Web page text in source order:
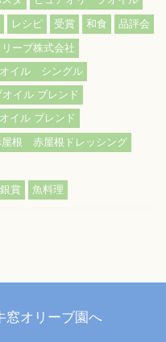
レシピ 受賞 和食
品評会
リーブ株式会社
オイル シングル
イル ブレンド
イル ブレンド
屋根 赤屋根ドレッシング
銀賞 魚料理
窓オリーブ園へ